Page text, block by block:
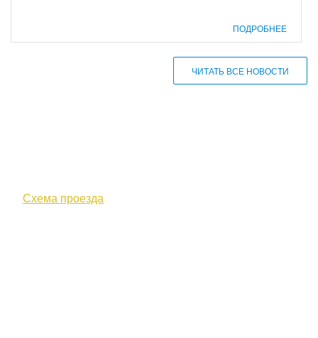
ПОДРОБНЕЕ
ЧИТАТЬ ВСЕ НОВОСТИ
Схема проезда